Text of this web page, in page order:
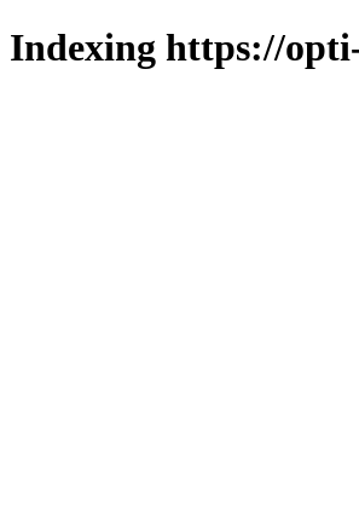
Indexing https://